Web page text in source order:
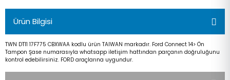
Ürün Bilgisi
TWN DT11 17F775 CBXWAA kodlu ürün TAIWAN markadır. Ford Connect 14> Ön
Tampon Şase numarasıyla whatsapp iletişim hattından parçanın doğruluğunu
kontrol edebilirsiniz. FORD araçlarına uygundur.